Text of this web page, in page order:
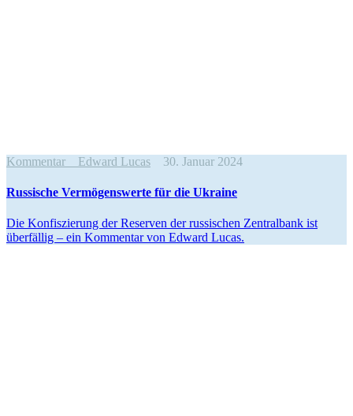
Kommentar Edward Lucas 30. Januar 2024
Russische Vermö­gens­werte für die Ukraine
Die Konfis­zierung der Reserven der russi­schen Zentralbank ist
überfällig – ein Kommentar von Edward Lucas.